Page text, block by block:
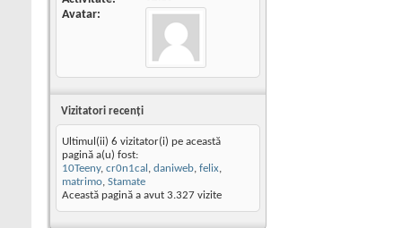
Avatar
Vizitatori recenţi
Ultimul(ii) 6 vizitator(i) pe această
pagină a(u) fost:
10Teeny, cr0n1cal , daniweb, felix,
matrimo, Stamate
Această pagină a avut 3.327 vizite